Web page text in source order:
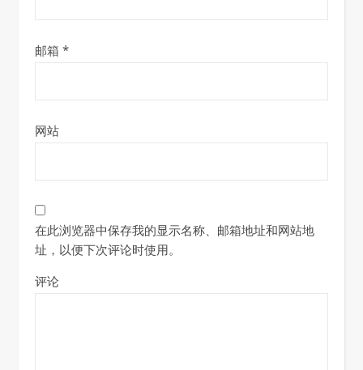
邮箱 *
网站
在此浏览器中保存我的显示名称、邮箱地址和网站地
址，以便下次评论时使用。
评论